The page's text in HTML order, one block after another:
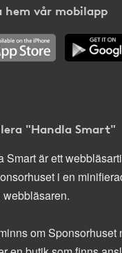
hem vår mobilapp
"Handla Smart"
Smart är ett
i en
webbläsaren.
om Sponsorhuset